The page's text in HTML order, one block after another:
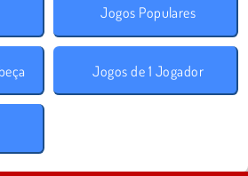
Jogos Populares
Jogos de 1 Jogador